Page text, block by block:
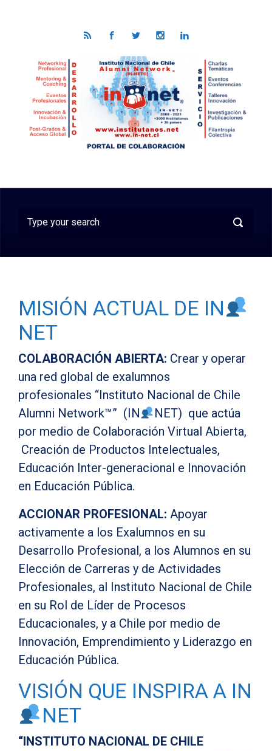
MISIÓN ACTUAL DE IN
NET
COLABORACIÓN ABIERTA: Crear y operar
una red global de exalumnos
profesionales “Instituto Nacional de Chile
Alumni Network™” (IN
NET) que actúa
por medio de Colaboración Virtual Abierta,
Creación de Productos Intelectuales,
Educación Inter-generacional e Innovación
en Educación Pública.
ACCIONAR PROFESIONAL: Apoyar
activamente a los Exalumnos en su
Desarrollo Profesional, a los Alumnos en su
Elección de Carreras y de Actividades
Profesionales, al Instituto Nacional de Chile
en su Rol de Líder de Procesos
Educacionales, y a Chile por medio de
Innovación, Emprendimiento y Liderazgo en
Educación Pública.
VISIÓN QUE INSPIRA A IN
NET
“INSTITUTO NACIONAL DE CHILE